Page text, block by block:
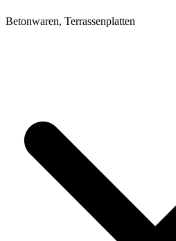
Betonwaren, Terrassenplatten